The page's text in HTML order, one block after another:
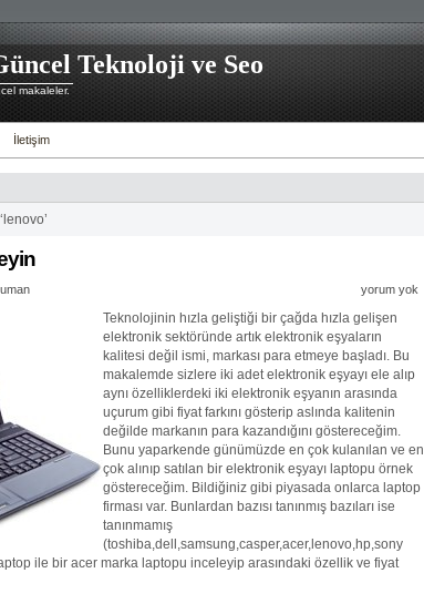
Teknoloji ve Seo
makaleler.
İletişim
yorum yok
Teknolojinin hızla geliştiği bir çağda hızla gelişen
elektronik sektöründe artık elektronik eşyaların
kalitesi değil ismi, markası para etmeye başladı. Bu
makalemde sizlere iki adet elektronik eşyayı ele alıp
aynı özelliklerdeki iki elektronik eşyanın arasında
uçurum gibi fiyat farkını gösterip aslında kalitenin
değilde markanın para kazandığını göstereceğim.
Bunu yaparkende günümüzde en çok kulanılan ve en
çok alınıp satılan bir elektronik eşyayı laptopu örnek
göstereceğim. Bildiğiniz gibi piyasada onlarca laptop
firması var. Bunlardan bazısı tanınmış bazıları ise
tanınmamış
(toshiba,dell,samsung,casper,acer,lenovo,hp,sony
ile bir acer marka laptopu inceleyip arasındaki özellik ve fiyat